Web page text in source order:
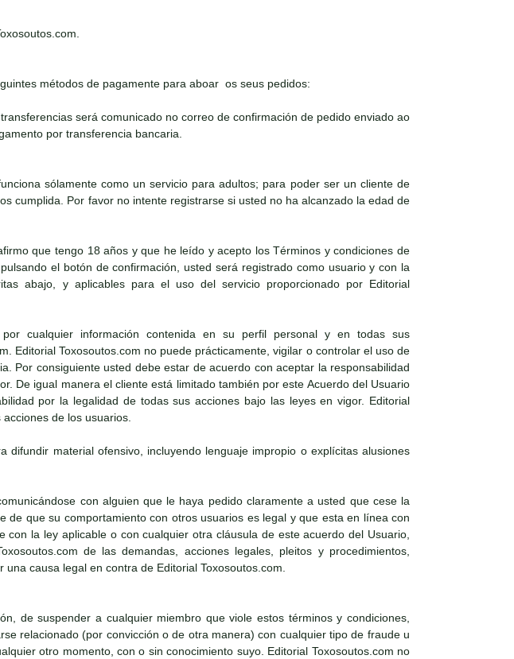
métodos de pagamente para aboar os seus pedidos:
será comunicado no correo de confirmación de pedido enviado ao
por transferencia bancaria.
sólamente como un servicio para adultos; para poder ser un cliente de
cumplida. Por favor no intente registrarse si usted no ha alcanzado la edad de
que tengo 18 años y que he leído y acepto los Términos y condiciones de
el botón de confirmación, usted será registrado como usuario y con la
abajo, y aplicables para el uso del servicio proporcionado por Editorial
cualquier información contenida en su perfil personal y en todas sus
Editorial Toxosoutos.com no puede prácticamente, vigilar o controlar el uso de
Por consiguiente usted debe estar de acuerdo con aceptar la responsabilidad
De igual manera el cliente está limitado también por este Acuerdo del Usuario
por la legalidad de todas sus acciones bajo las leyes en vigor. Editorial
de los usuarios.
material ofensivo, incluyendo lenguaje impropio o explícitas alusiones
con alguien que le haya pedido claramente a usted que cese la
de que su comportamiento con otros usuarios es legal y que esta en línea con
la ley aplicable o con cualquier otra cláusula de este acuerdo del Usuario,
de las demandas, acciones legales, pleitos y procedimientos,
causa legal en contra de Editorial Toxosoutos.com.
de suspender a cualquier miembro que viole estos términos y condiciones,
relacionado (por convicción o de otra manera) con cualquier tipo de fraude u
otro momento, con o sin conocimiento suyo. Editorial Toxosoutos.com no